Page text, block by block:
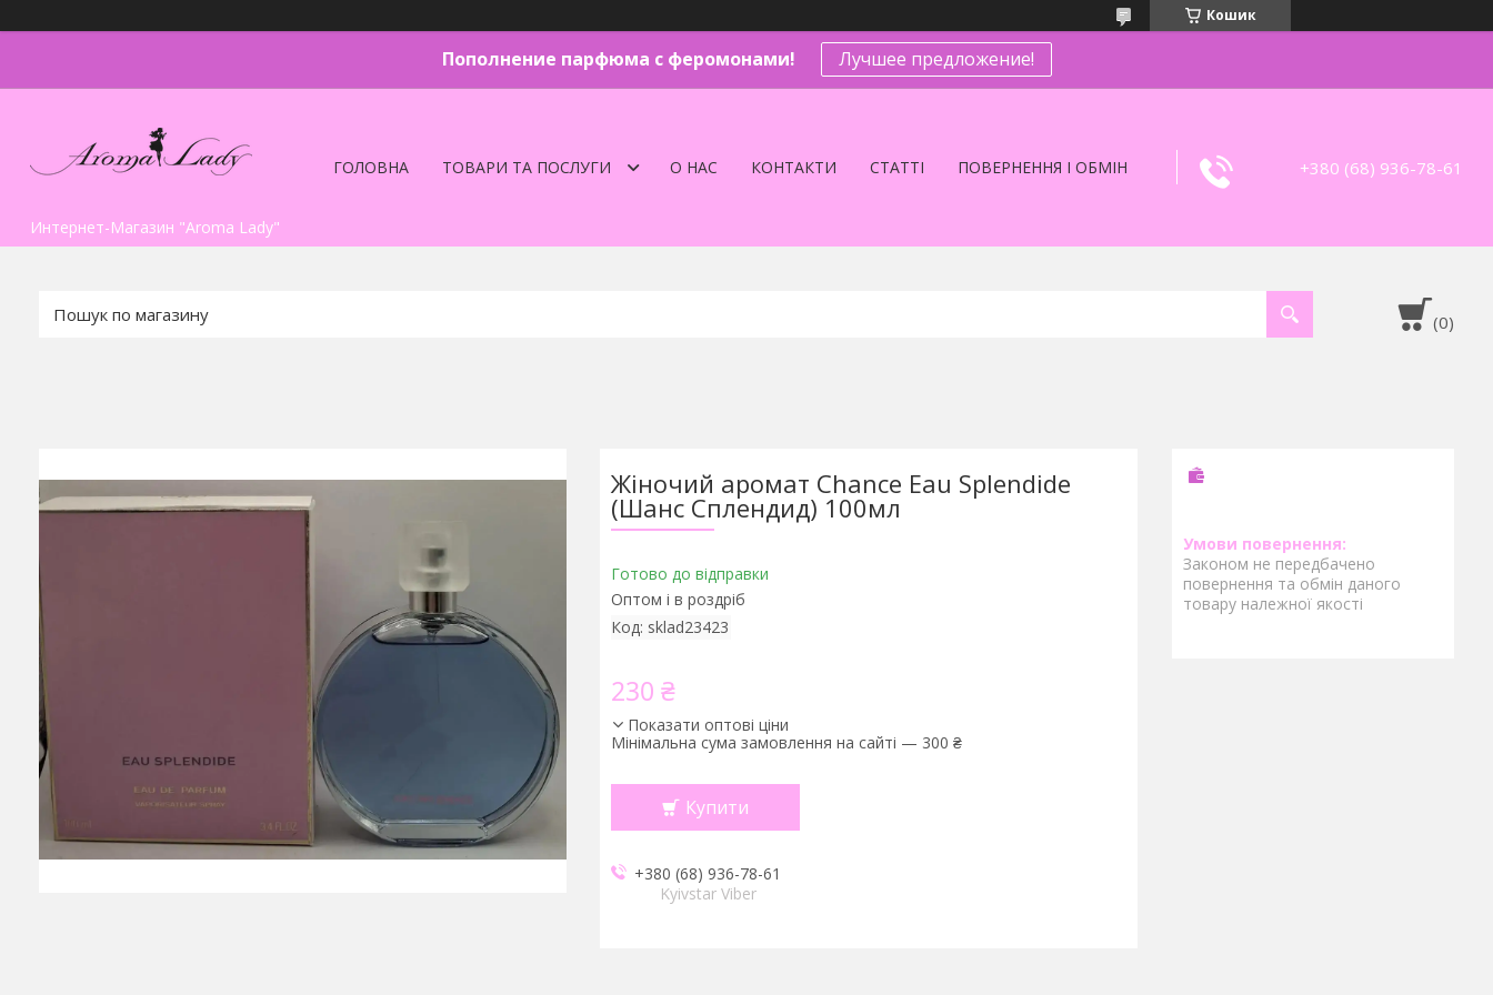
Кошик
Пополнение парфюма с феромонами! Лучшее предложение!
Интернет-Магазин "Aroma Lady"
ГОЛОВНА ТОВАРИ ТА ПОСЛУГИ О НАС КОНТАКТИ СТАТТІ ПОВЕРНЕННЯ І ОБМІН +380 (68) 936-78-61
Жіночий аромат Chance Eau Splendide
(Шанс Сплендид) 100мл
Готово до відправки
Оптом і в роздріб
Код: sklad23423
230 ₴
Показати оптові ціни
Мінімальна сума замовлення на сайті — 300 ₴
Купити
+380 (68) 936-78-61
Kyivstar Viber
Законом не передбачено
повернення та обмін даного
товару належної якості